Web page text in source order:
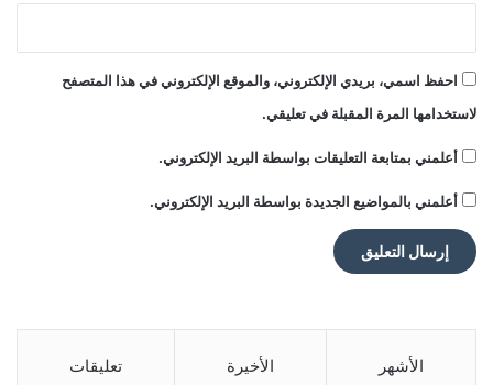
احفظ اسمي، بريدي الإلكتروني، والموقع الإلكتروني في هذا المتصفح
لاستخدامها المرة المقبلة في تعليقي.
أعلمني بمتابعة التعليقات بواسطة البريد الإلكتروني.
أعلمني بالمواضيع الجديدة بواسطة البريد الإلكتروني.
الأشهر الأخيرة تعليقات